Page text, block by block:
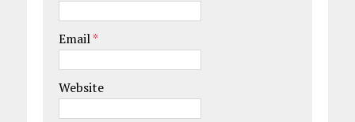
Email*
Website